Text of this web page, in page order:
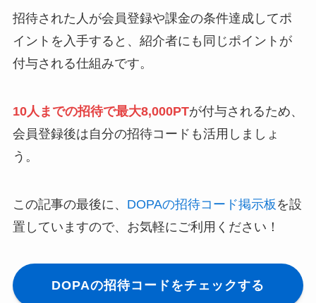
招待された人が会員登録や課金の条件達成してポ
イントを入手すると、紹介者にも同じポイントが
付与される仕組みです。
10人までの招待で最大8,000PTが付与されるため、
会員登録後は自分の招待コードも活用しましょ
う。
この記事の最後に、 DOPAの招待コード掲示板 を設
置していますので、お気軽にご利用ください！
DOPAの招待コードをチェックする